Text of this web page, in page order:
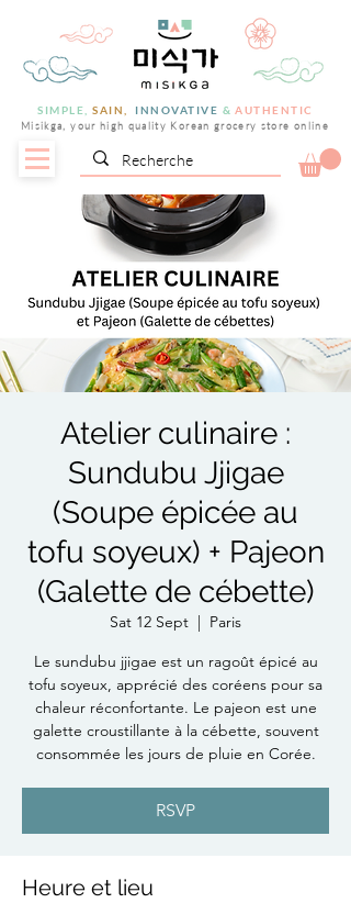
SIMPLE, SAIN, INNOVATIVE & AUTHENTIC
Misikga, your high quality Korean grocery store online
Atelier culinaire :
Sundubu Jjigae
(Soupe épicée au
tofu soyeux) + Pajeon
(Galette de cébette)
Sat 12 Sept
  |
Paris
Le sundubu jjigae est un ragoût épicé au
tofu soyeux, apprécié des coréens pour sa
chaleur réconfortante. Le pajeon est une
galette croustillante à la cébette, souvent
consommée les jours de pluie en Corée.
RSVP
Heure et lieu